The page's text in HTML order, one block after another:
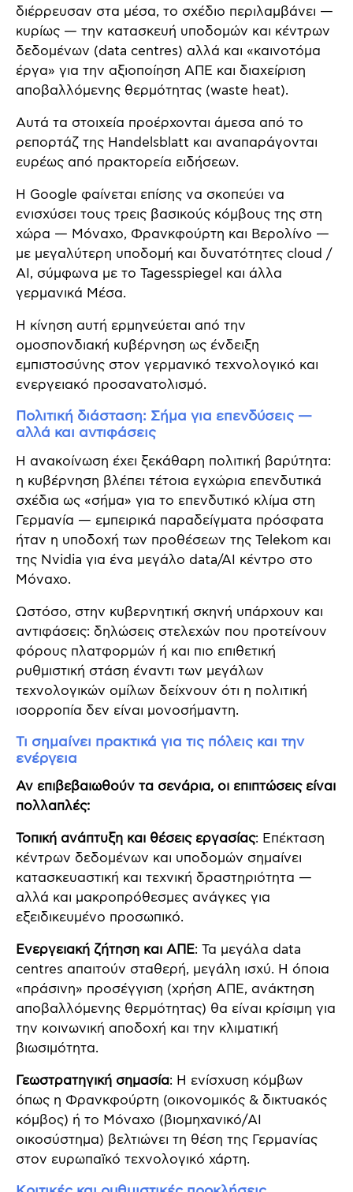
διέρρευσαν στα μέσα, το σχέδιο περιλαμβάνει —
κυρίως — την κατασκευή υποδομών και κέντρων
δεδομένων (data centres) αλλά και «καινοτόμα
έργα» για την αξιοποίηση ΑΠΕ και διαχείριση
αποβαλλόμενης θερμότητας (waste heat).
Αυτά τα στοιχεία προέρχονται άμεσα από το
ρεπορτάζ της Handelsblatt και αναπαράγονται
ευρέως από πρακτορεία ειδήσεων.
Η Google φαίνεται επίσης να σκοπεύει να
ενισχύσει τους τρεις βασικούς κόμβους της στη
χώρα — Μόναχο, Φρανκφούρτη και Βερολίνο —
με μεγαλύτερη υποδομή και δυνατότητες cloud /
AI, σύμφωνα με το Tagesspiegel και άλλα
γερμανικά Μέσα.
Η κίνηση αυτή ερμηνεύεται από την
ομοσπονδιακή κυβέρνηση ως ένδειξη
εμπιστοσύνης στον γερμανικό τεχνολογικό και
ενεργειακό προσανατολισμό.
Πολιτική διάσταση: Σήμα για επενδύσεις —
αλλά και αντιφάσεις
Η ανακοίνωση έχει ξεκάθαρη πολιτική βαρύτητα:
η κυβέρνηση βλέπει τέτοια εγχώρια επενδυτικά
σχέδια ως «σήμα» για το επενδυτικό κλίμα στη
Γερμανία — εμπειρικά παραδείγματα πρόσφατα
ήταν η υποδοχή των προθέσεων της Telekom και
της Nvidia για ένα μεγάλο data/AI κέντρο στο
Μόναχο.
Ωστόσο, στην κυβερνητική σκηνή υπάρχουν και
αντιφάσεις: δηλώσεις στελεχών που προτείνουν
φόρους πλατφορμών ή και πιο επιθετική
ρυθμιστική στάση έναντι των μεγάλων
τεχνολογικών ομίλων δείχνουν ότι η πολιτική
ισορροπία δεν είναι μονοσήμαντη.
Τι σημαίνει πρακτικά για τις πόλεις και την
ενέργεια
Αν επιβεβαιωθούν τα σενάρια, οι επιπτώσεις είναι
πολλαπλές:
Τοπική ανάπτυξη και θέσεις εργασίας: Επέκταση
κέντρων δεδομένων και υποδομών σημαίνει
κατασκευαστική και τεχνική δραστηριότητα —
αλλά και μακροπρόθεσμες ανάγκες για
εξειδικευμένο προσωπικό.
Ενεργειακή ζήτηση και ΑΠΕ: Τα μεγάλα data
centres απαιτούν σταθερή, μεγάλη ισχύ. Η όποια
«πράσινη» προσέγγιση (χρήση ΑΠΕ, ανάκτηση
αποβαλλόμενης θερμότητας) θα είναι κρίσιμη για
την κοινωνική αποδοχή και την κλιματική
βιωσιμότητα.
Γεωστρατηγική σημασία: Η ενίσχυση κόμβων
όπως η Φρανκφούρτη (οικονομικός & δικτυακός
κόμβος) ή το Μόναχο (βιομηχανικό/AI
οικοσύστημα) βελτιώνει τη θέση της Γερμανίας
στον ευρωπαϊκό τεχνολογικό χάρτη.